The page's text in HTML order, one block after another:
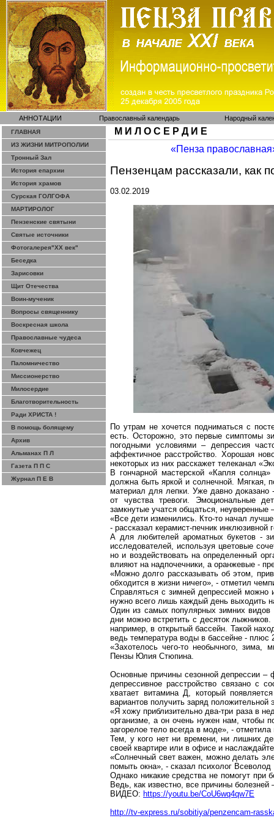
АННОТАЦИИ Православный календарь Народный
ГЛАВНАЯ
ИЗ ЖИЗНИ МИТРОПОЛИИ
Тронный Зал
История епархии
История храмов
Сурская ГОЛГОФА
МАРТИРОЛОГ
Пензенские святыни
Святые источники
Фотогалерея"ХХ век"
Беседка
Зарисовки
Щит Отечества
Воин-мученик
Вопросы священнику
Воскресная школа
Православные чудеса
Ковчежец
Паломничество
Миссионерство
Милосердие
Благотворительность
Ради ХРИСТА !
В помощь болящему
Архив
Альманах П Л
Газета П П С
Журнал П Е В
М И Л О С Е Р Д И Е
«Пенза
Пензенцам рассказали, как
03.02.2019
По утрам не хочется подниматься с
есть. Осторожно, это первые симптомы
погодными условиями – депрессия
аффектичное расстройство. Хорошая
некоторых из них расскажет телеканал
В гончарной мастерской «Капля
должна быть яркой и солнечной. Мягкая,
материал для лепки. Уже давно
от чувства тревоги. Эмоциональные
замкнутые учатся общаться, неуверенные
«Все дети изменились. Кто-то начал
- рассказал керамист-печник инклюзивной
А для любителей ароматных букетов -
исследователей, используя цветовые
но и воздействовать на определенный
влияют на надпочечники, а оранжевые -
«Можно долго рассказывать об этом,
обходится в жизни ничего», - отметил
Справляться с зимней депрессией можно
нужно всего лишь каждый день выходить
Один из самых популярных зимних
дни можно встретить с десяток
например, в открытый бассейн. Такой
ведь температура воды в бассейне - плюс
«Захотелось чего-то необычного, зима,
Пензы Юлия Стюпина.
Основные причины сезонной депрессии –
депрессивное расстройство связано с
хватает витаминаД, который
вариантов получить заряд положительной
«Я хожу приблизительно два-три раза в
организме, а он очень нужен нам, чтобы
загорелое тело всегда в моде», -
Тем, у кого нет ни времени, ни лишних
своей квартире или в офисе и
«Солнечный свет важен, можно делать
помыть окна», - сказал психолог Всеволод
Однако никакие средства не помогут при
Ведь, как известно, все причины болезней
ВИДЕО: https://youtu.be/CoU6wq4qw7E
http://tv-express.ru/sobitiya/penzencam-